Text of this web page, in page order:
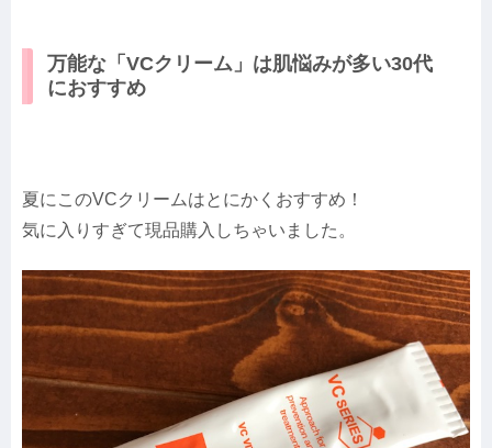
万能な「VCクリーム」は肌悩みが多い30代
におすすめ
夏にこのVCクリームはとにかくおすすめ！
気に入りすぎて現品購入しちゃいました。